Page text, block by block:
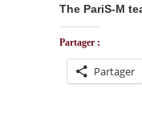
The PariS-M
Partager :
Partager